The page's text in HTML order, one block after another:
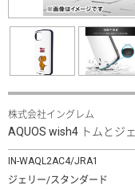
株式会社イングレム
AQUOS wish4 トムとジ
IN-WAQL2AC4/JRA1
ジェリー/スタンダード